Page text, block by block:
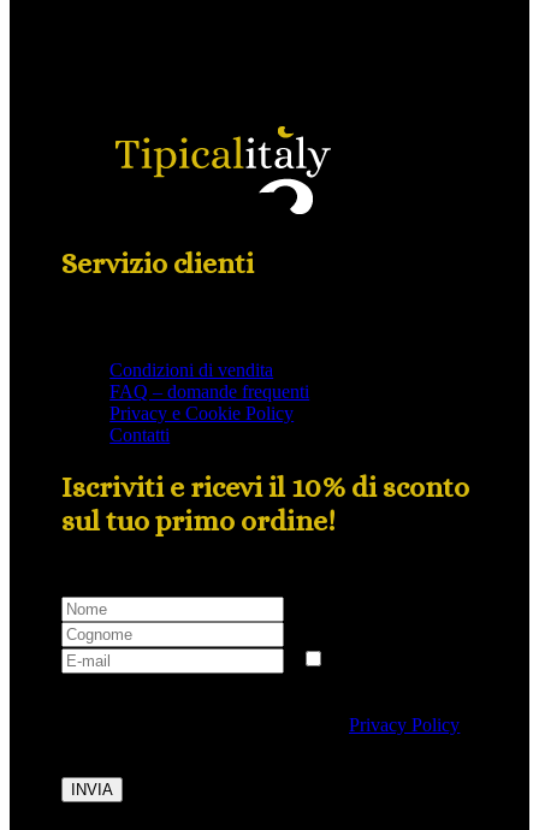
Servizio clienti
Condizioni di vendita
FAQ – domande frequenti
Privacy e Cookie Policy
Contatti
Iscriviti e ricevi il 10% di sconto
sul tuo primo ordine!
dei dati personali conformemente allaPrivacy Policy
INVIA